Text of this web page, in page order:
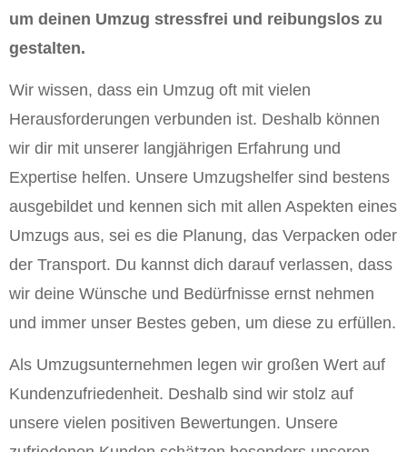
um deinen Umzug stressfrei und reibungslos zu
gestalten.
Wir wissen, dass ein Umzug oft mit vielen
Herausforderungen verbunden ist. Deshalb können
wir dir mit unserer langjährigen Erfahrung und
Expertise helfen. Unsere Umzugshelfer sind bestens
ausgebildet und kennen sich mit allen Aspekten eines
Umzugs aus, sei es die Planung, das Verpacken oder
der Transport. Du kannst dich darauf verlassen, dass
wir deine Wünsche und Bedürfnisse ernst nehmen
und immer unser Bestes geben, um diese zu erfüllen.
Als Umzugsunternehmen legen wir großen Wert auf
Kundenzufriedenheit. Deshalb sind wir stolz auf
unsere vielen positiven Bewertungen. Unsere